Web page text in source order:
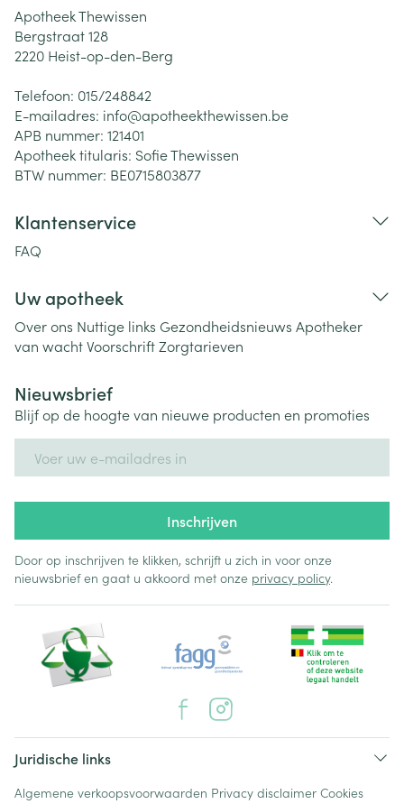
Apotheek Thewissen
Bergstraat 128
2220 Heist-op-den-Berg
Telefoon: 015/248842
E-mailadres: info@apotheekthewissen.be
APB nummer: 121401
Apotheek titularis: Sofie Thewissen
BTW nummer: BE0715803877
Klantenservice
FAQ
Uw apotheek
Over ons Nuttige links Gezondheidsnieuws Apotheker
van wachtVoorschriftZorgtarieven
Nieuwsbrief
Blijf op de hoogte van nieuwe producten en promoties
Inschrijven
Door op inschrijven te klikken, schrijft u zich in voor onze
nieuwsbrief en gaat u akkoord met onze privacy policy.
Juridische links
Algemene verkoopsvoorwaarden Privacy disclaimer Cookies